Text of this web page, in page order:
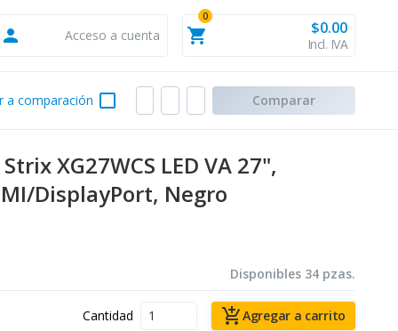
person Acceso a cuenta shopping_cart
0
$0.00
Incl. IVA
check_box_outline_blank
a comparación Comparar
XG27WCS LED VA 27",
DisplayPort, Negro
Disponibles 34 pzas.
Cantidad add_shopping_cartAgregar a carrito